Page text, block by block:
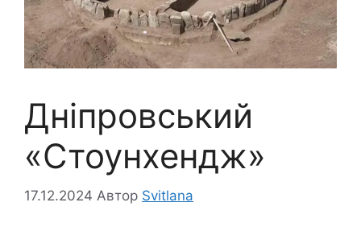
Дніпровський
«Стоунхендж»
17.12.2024 Автор Svitlana